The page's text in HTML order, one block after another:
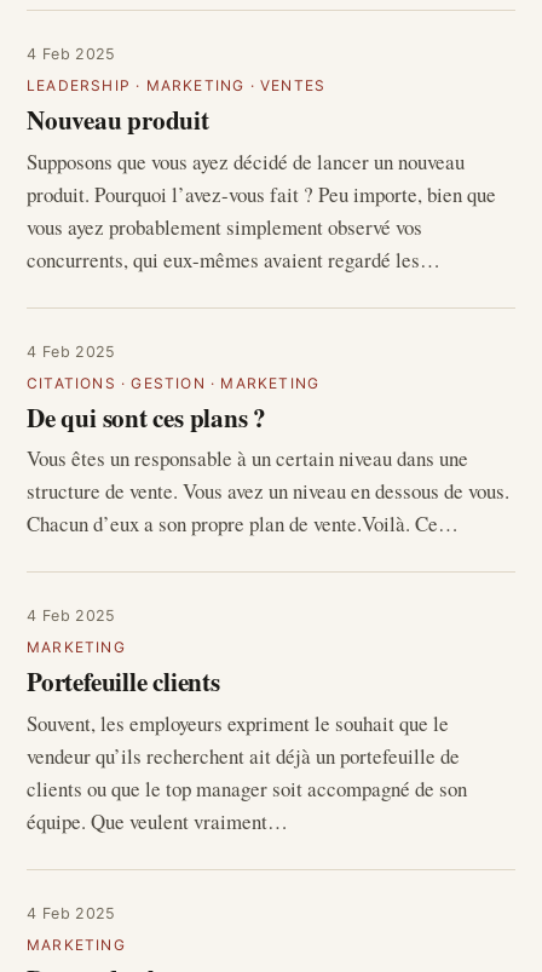
4 Feb 2025
LEADERSHIP · MARKETING ·VENTES
Nouveau produit
Supposons que vous ayez décidé de lancer un nouveau
produit. Pourquoi l’avez-vous fait ? Peu importe, bien que
vous ayez probablement simplement observé vos
concurrents, qui eux-mêmes avaient regardé les…
4 Feb 2025
CITATIONS ·GESTION · MARKETING
De qui sont ces plans ?
Vous êtes un responsable à un certain niveau dans une
structure de vente. Vous avez un niveau en dessous de vous.
Chacun d’eux a son propre plan de vente.Voilà. Ce…
4 Feb 2025
MARKETING
Portefeuille clients
Souvent, les employeurs expriment le souhait que le
vendeur qu’ils recherchent ait déjà un portefeuille de
clients ou que le top manager soit accompagné de son
équipe. Que veulent vraiment…
4 Feb 2025
MARKETING